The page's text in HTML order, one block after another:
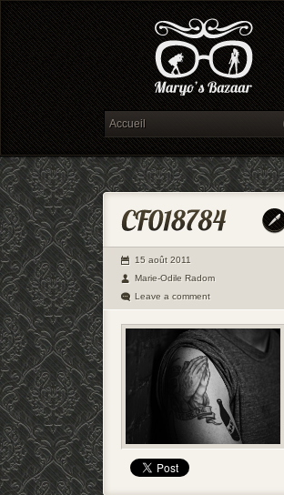
15 août 2011
Marie-Odile Radom
Leave a comment